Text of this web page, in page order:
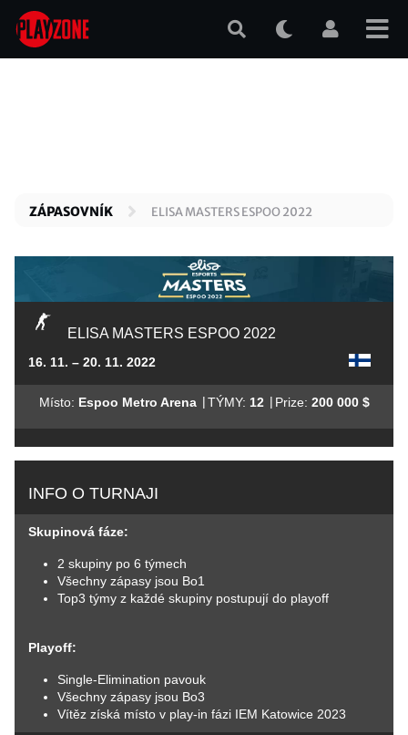
Přejít
hlavnímu
ZÁPASOVNÍK ELISA MASTERS ESPOO 2022
ELISA MASTERS ESPOO 2022
16. 11. – 20. 11. 2022
Místo: Espoo Metro Arena |TÝMY: 12 | Prize: 200 000 $
INFO O TURNAJI
Skupinová fáze:
2 skupiny po 6 týmech
Všechny zápasy jsou Bo1
Top3 týmy z každé skupiny postupují do playoff
Playoff:
Single-Elimination pavouk
Všechny zápasy jsou Bo3
Vítěz získá místo v play-in fázi IEM Katowice 2023